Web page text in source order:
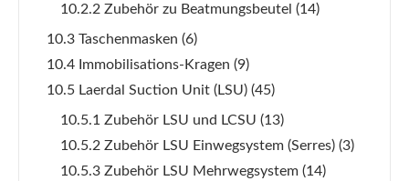
10.2.2 Zubehör zu Beatmungsbeutel (14)
10.3 Taschenmasken (6)
10.4 Immobilisations-Kragen (9)
10.5 Laerdal Suction Unit (LSU) (45)
10.5.1 Zubehör LSU und LCSU (13)
10.5.2 Zubehör LSU Einwegsystem (Serres) (3)
10.5.3 Zubehör LSU Mehrwegsystem (14)